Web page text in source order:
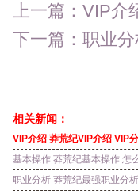
上一篇： VIP介
下一篇： 职业
相关新闻：
VIP介绍 莽荒纪VIP介绍 VIP
基本操作 莽荒纪基本操作 怎
职业分析 莽荒纪最强职业分